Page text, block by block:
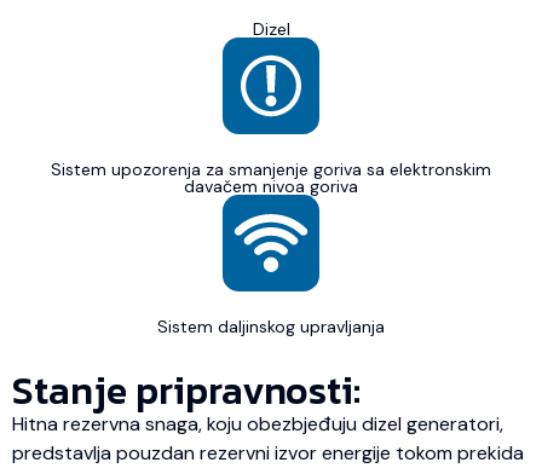
Dizel
Sistem upozorenja za smanjenje goriva sa elektronskim
davačem nivoa goriva
Sistem daljinskog upravljanja
Stanje pripravnosti:
Hitna rezervna snaga, koju obezbjeđuju dizel generatori,
predstavlja pouzdan rezervni izvor energije tokom prekida